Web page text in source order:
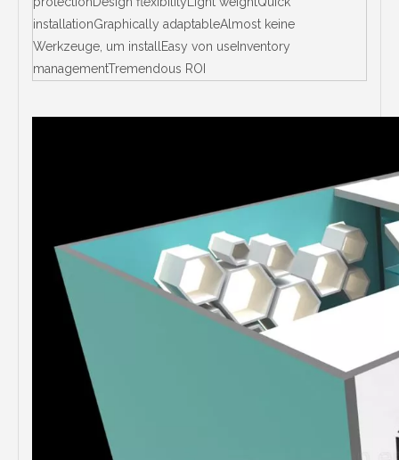
installationGraphically adaptableAlmost keine
Werkzeuge, um installEasy von useInventory
managementTremendous ROI